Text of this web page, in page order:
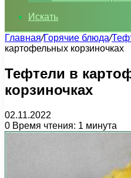
Искать
Главная/Горячие блюда/
картофельных корзиночках
Тефтели в
корзиночках
02.11.2022
0 Время чтения: 1 минута